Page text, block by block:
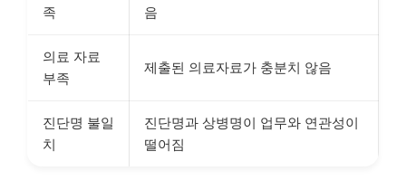
족 음
의료 자료
부족
제출된 의료자료가 충분치 않음
진단명 불일
치
진단명과 상병명이 업무와 연관성이
떨어짐